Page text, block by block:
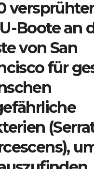
Boote an
von San
für